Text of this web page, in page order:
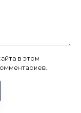
в этом